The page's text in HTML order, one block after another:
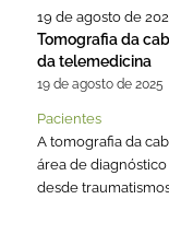
19 de agosto de
Tomografia da
da telemedicina
19 de agosto de 2025
Pacientes
A tomografia da
área de
desde